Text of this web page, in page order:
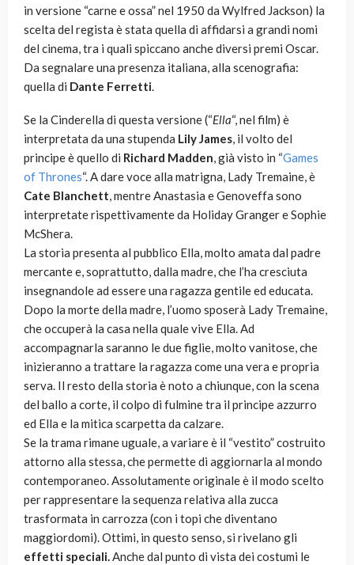
in versione “carne e ossa” nel 1950 da Wylfred Jackson) la
scelta del regista è stata quella di affidarsi a grandi nomi
del cinema, tra i quali spiccano anche diversi premi Oscar.
Da segnalare una presenza italiana, alla scenografia:
quella di Dante Ferretti.
Se la Cinderella di questa versione (“Ella“, nel film) è
interpretata da una stupenda Lily James, il volto del
principe è quello di Richard Madden, già visto in “Games
of Thrones“. A dare voce alla matrigna, Lady Tremaine, è
Cate Blanchett, mentre Anastasia e Genoveffa sono
interpretate rispettivamente da Holiday Granger e Sophie
McShera.
La storia presenta al pubblico Ella, molto amata dal padre
mercante e, soprattutto, dalla madre, che l’ha cresciuta
insegnandole ad essere una ragazza gentile ed educata.
Dopo la morte della madre, l’uomo sposerà Lady Tremaine,
che occuperà la casa nella quale vive Ella. Ad
accompagnarla saranno le due figlie, molto vanitose, che
inizieranno a trattare la ragazza come una vera e propria
serva. Il resto della storia è noto a chiunque, con la scena
del ballo a corte, il colpo di fulmine tra il principe azzurro
ed Ella e la mitica scarpetta da calzare.
Se la trama rimane uguale, a variare è il “vestito” costruito
attorno alla stessa, che permette di aggiornarla al mondo
contemporaneo. Assolutamente originale è il modo scelto
per rappresentare la sequenza relativa alla zucca
trasformata in carrozza (con i topi che diventano
maggiordomi). Ottimi, in questo senso, si rivelano gli
effetti speciali.Anche dal punto di vista dei costumi le